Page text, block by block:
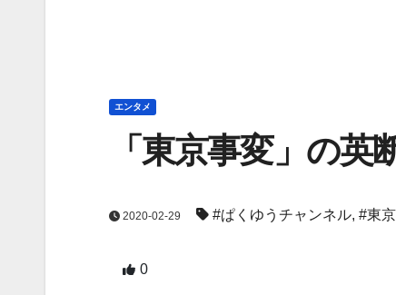
エンタメ
「東京事変」の英
2020-02-29 #ぱくゆうチャンネル, #東
0